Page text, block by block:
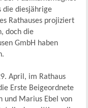
die diesjährige
Rathauses projiziert
doch die
GmbH haben
April, im Rathaus
Erste Beigeordnete
und Marius Ebel von